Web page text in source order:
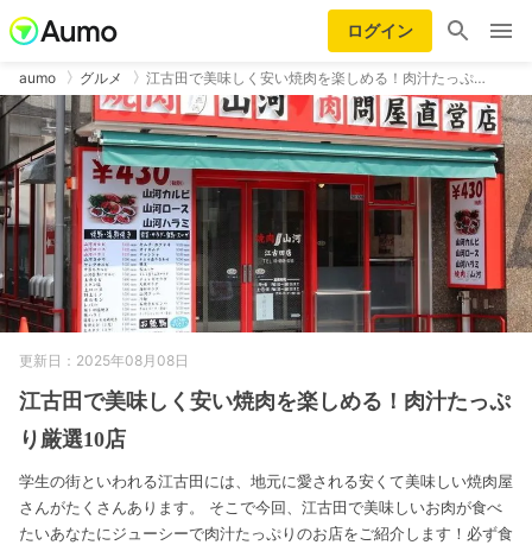
ログイン
aumo グルメ 江古田で美味しく安い焼肉を楽しめる！肉汁たっぷ…
更新日：2025年08月08日
江古田で美味しく安い焼肉を楽しめる！肉汁たっぷ
り厳選10店
学生の街といわれる江古田には、地元に愛される安くて美味しい焼肉屋
さんがたくさんあります。 そこで今回、江古田で美味しいお肉が食べ
たいあなたにジューシーで肉汁たっぷりのお店をご紹介します！必ず食